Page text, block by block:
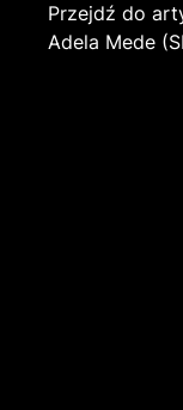
Przejdź do
Adela Mede